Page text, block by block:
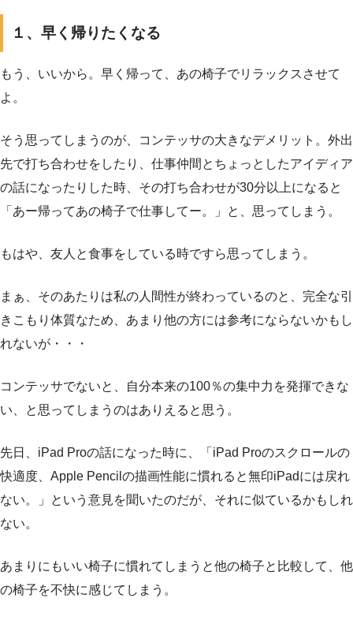
１、早く帰りたくなる
もう、いいから。早く帰って、あの椅子でリラックスさせて
よ。
そう思ってしまうのが、コンテッサの大きなデメリット。外出
先で打ち合わせをしたり、仕事仲間とちょっとしたアイディア
の話になったりした時、その打ち合わせが30分以上になると
「あー帰ってあの椅子で仕事してー。」と、思ってしまう。
もはや、友人と食事をしている時ですら思ってしまう。
まぁ、そのあたりは私の人間性が終わっているのと、完全な引
きこもり体質なため、あまり他の方には参考にならないかもし
れないが・・・
コンテッサでないと、自分本来の100％の集中力を発揮できな
い、と思ってしまうのはありえると思う。
先日、iPad Proの話になった時に、「iPad Proのスクロールの
快適度、Apple Pencilの描画性能に慣れると無印iPadには戻れ
ない。」という意見を聞いたのだが、それに似ているかもしれ
ない。
あまりにもいい椅子に慣れてしまうと他の椅子と比較して、他
の椅子を不快に感じてしまう。